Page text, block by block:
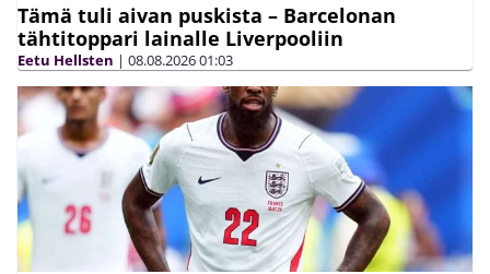
Tämä tuli aivan puskista – Barcelonan
tähtitoppari lainalle Liverpooliin
Eetu Hellsten | 08.08.202601:03